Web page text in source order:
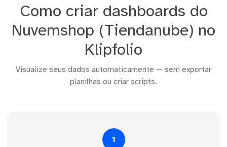
Como criar dashboards do
Nuvemshop (Tiendanube) no
Klipfolio
Visualize seus dados automaticamente — sem exportar
planilhas ou criar scripts.
1